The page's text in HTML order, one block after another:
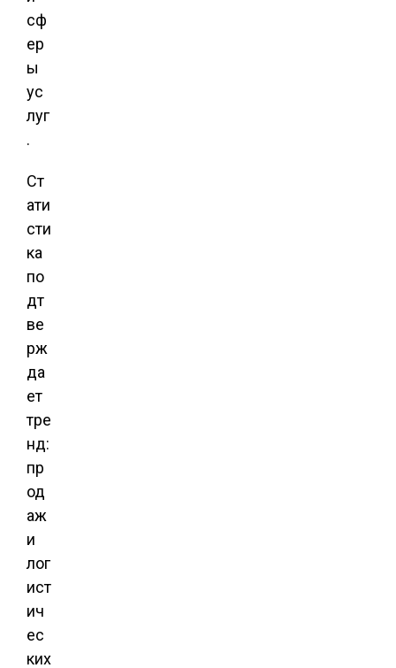
сф
ер
ы
ус
луг
.
Ст
ати
сти
ка
по
дт
ве
рж
да
ет
тре
нд:
пр
од
аж
и
лог
ист
ич
ес
ких